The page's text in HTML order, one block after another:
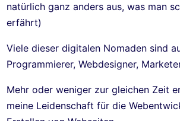
natürlich ganz anders aus, was man
erfährt)
Viele dieser digitalen Nomaden sind
Programmierer, Webdesigner,
Mehr oder weniger zur gleichen Zeit
meine Leidenschaft für die